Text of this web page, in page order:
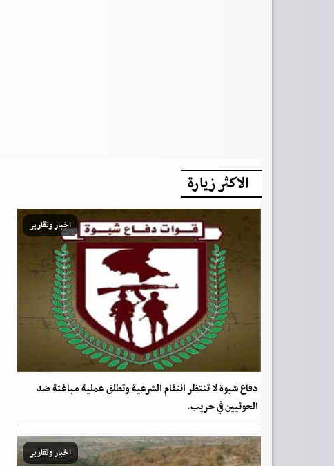
الاكثر زيارة
اخبار وتقارير
دفاع شبوة لا تنتظر انتقام الشرعية وتطلق عملية مباغتة ضد
الحوثيين في حريب.
اخبار وتقارير